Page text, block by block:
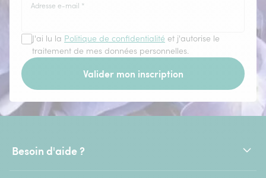
Adresse e-mail *
J'ai lu la Politique de confidentialité et j'autorise le
traitement de mes données personnelles.
Valider mon inscription
Besoin d'aide ?